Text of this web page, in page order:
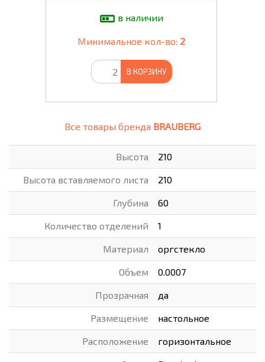
в наличии
Минимальное кол-во: 2
В КОРЗИНУ
Все товары бренда BRAUBERG
Высота 210
Высота вставляемого листа 210
Глубина 60
Количество отделений 1
Материал оргстекло
Объем 0.0007
Прозрачная да
Размещение настольное
Расположение горизонтальное